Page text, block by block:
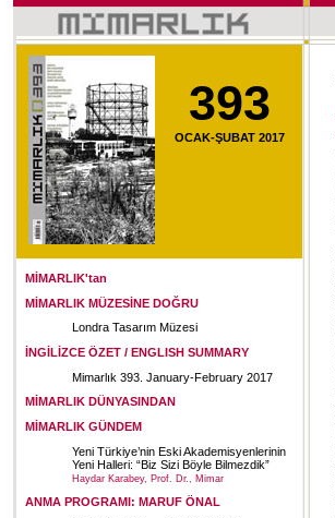
393
OCAK-ŞUBAT 2017
MİMARLIK'tan
MİMARLIK MÜZESİNE DOĞRU
Londra Tasarım Müzesi
İNGİLİZCE ÖZET / ENGLISH SUMMARY
Mimarlık 393. January-February 2017
MİMARLIK DÜNYASINDAN
MİMARLIK GÜNDEM
Yeni Türkiye’nin Eski Akademisyenlerinin
Yeni Halleri: “Biz Sizi Böyle Bilmezdik”
Haydar Karabey, Prof. Dr., Mimar
ANMA PROGRAMI: MARUF ÖNAL